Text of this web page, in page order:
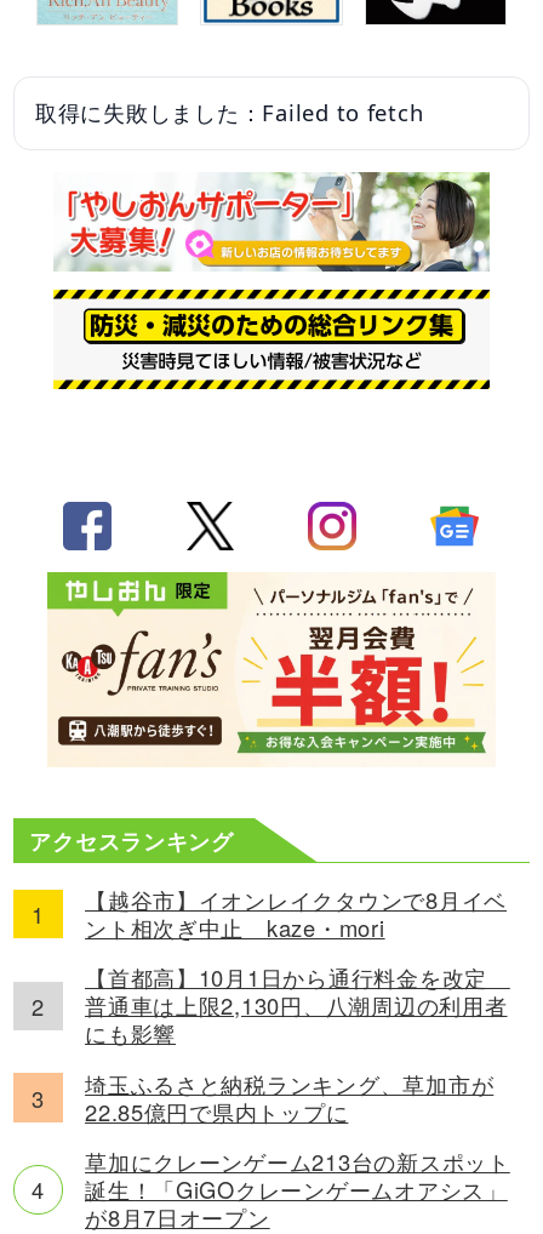
取得に失敗しました：Failed to fetch
アクセスランキング
【越谷市】イオンレイクタウンで8月イベ
ント相次ぎ中止 kaze・mori
【首都高】10月1日から通行料金を改定
普通車は上限2,130円、八潮周辺の利用者
にも影響
埼玉ふるさと納税ランキング、草加市が
22.85億円で県内トップに
草加にクレーンゲーム213台の新スポット
誕生！「GiGOクレーンゲームオアシス」
が8月7日オープン